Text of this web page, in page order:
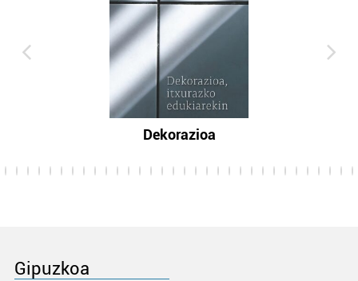
Dekorazioa
Gipuzkoa